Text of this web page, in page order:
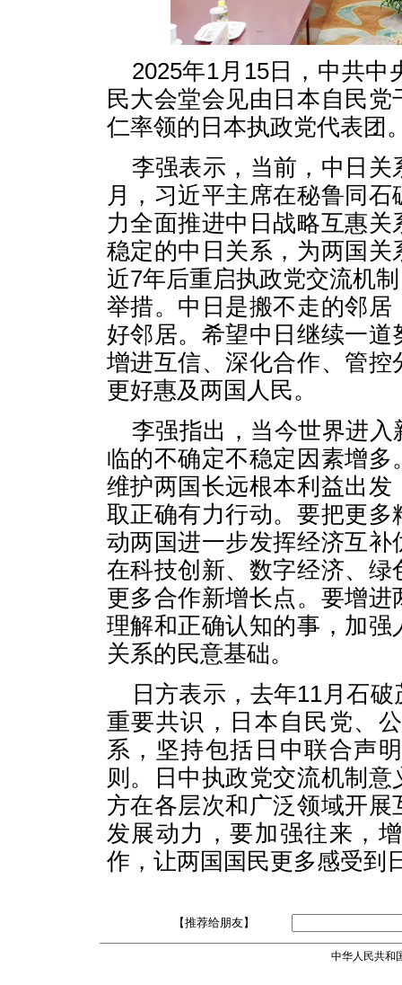
2025年1月15日，中共
民大会堂会见由日本自民
仁率领的日本执政党代表团
李强表示，当前，中日
月，习近平主席在秘鲁同
力全面推进中日战略互惠
稳定的中日关系，为两国
近7年后重启执政党交流机
举措。中日是搬不走的邻
好邻居。希望中日继续一
增进互信、深化合作、管
更好惠及两国人民。
李强指出，当今世界进
临的不确定不稳定因素增
维护两国长远根本利益出
取正确有力行动。要把更
动两国进一步发挥经济互
在科技创新、数字经济、
更多合作新增长点。要增
理解和正确认知的事，加
关系的民意基础。
日方表示，去年11月石
重要共识，日本自民党、
系，坚持包括日中联合声
则。日中执政党交流机制
方在各层次和广泛领域开
发展动力，要加强往来，
作，让两国国民更多感受到
【推荐给朋友】
中华人民共和